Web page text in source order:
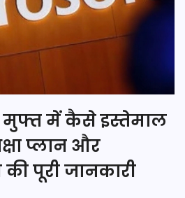
मुफ्त में कैसे इस्तेमाल
प्लान और
पूरी जानकारी